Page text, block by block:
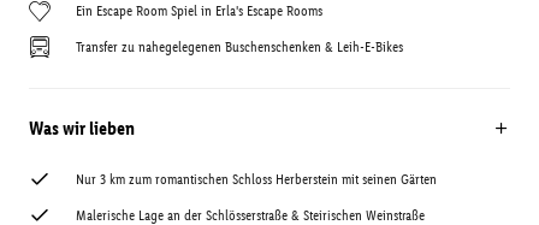
Ein Escape Room Spiel in Erla's Escape Rooms
Transfer zu nahegelegenen Buschenschenken & Leih-E-Bikes
Was wir lieben
Nur 3 km zum romantischen Schloss Herberstein mit seinen Gärten
Malerische Lage an der Schlösserstraße & Steirischen Weinstraße